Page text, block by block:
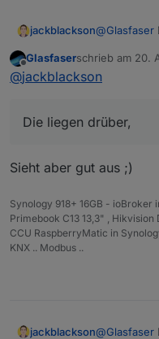
jackblackson@Glasfaser
Offline
Glasfaserschrieb am 20.
zuletzt editiert
@jackblackson
Die liegen drüber,
Sieht aber gut aus ;)
Synology 918+ 16GB - ioBroker
Primebook C13 13,3" ,
CCU RaspberryMatic in
KNX .. Modbus ..
jackblackson@Glasfaser